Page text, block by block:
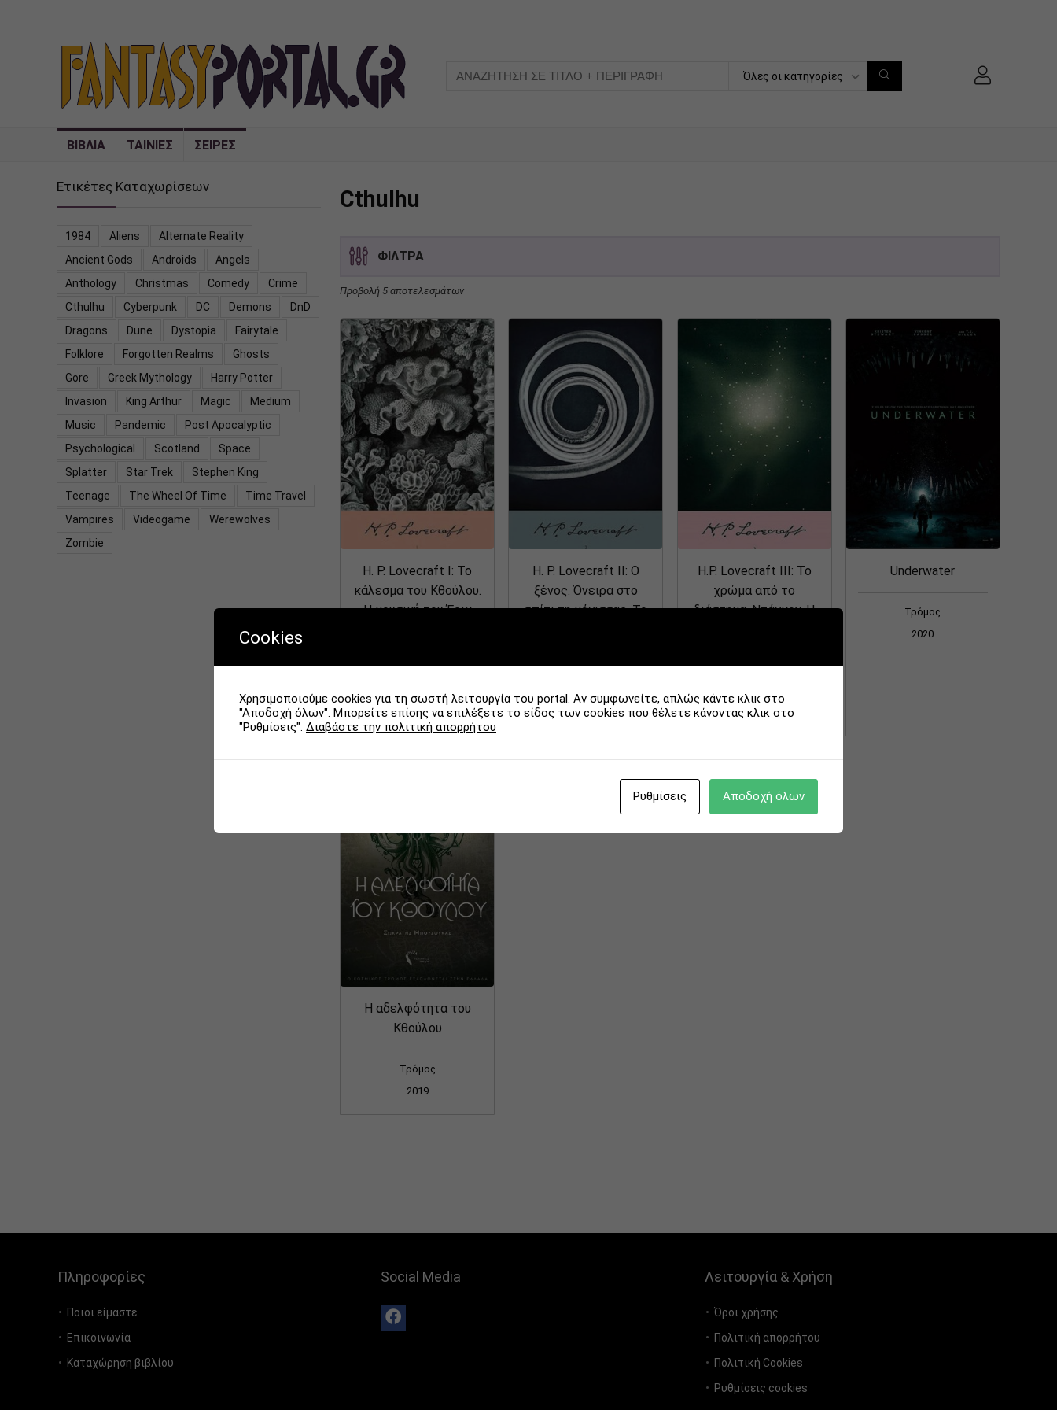
Όλες οι κατηγορίες
ΒΙΒΛΙΑ ΤΑΙΝΙΕΣ ΣΕΙΡΕΣ
Ετικέτες Καταχωρίσεων
1984 Aliens
Alternate Reality
Ancient Gods
Androids
Angels
Anthology
Christmas Comedy
Crime
Cthulhu
Cyberpunk DC Demons
DnD
Dragons
Dune Dystopia
Fairytale
Folklore
Forgotten Realms
Ghosts
Gore
Greek Mythology
Harry Potter
Invasion
King Arthur Magic
Medium
Music
Pandemic
Post Apocalyptic
Psychological
Scotland
Space
Splatter
Star Trek
Stephen King
Teenage
The Wheel Of Time
Time Travel
Vampires
Videogame
Werewolves
Zombie
Cthulhu
ΦΙΛΤΡΑ
Εκδόσεις Έτος κυκλοφορίας ISBN
Λογοτεχνικό γένος Λογοτεχνικό είδος Τίτλος Ταινίας
Κατηγορία Έτος
Χώρα 12 αποτελέσματα/σελίδα
Προβολή 5 αποτελεσμάτων
H. P. Lovecraft I: Το
κάλεσμα του Κθούλου.
Η μουσική του Έριχ
2019
H. P. Lovecraft ΙΙ: Ο
ξένος. Όνειρα στο
σπίτι τη μάγισσας. Το
Τρόμος
2019
H.P. Lovecraft ΙΙΙ: Το
χρώμα από το
διάστημα. Ντάγκον. Η
2019
Underwater
Τρόμος
2020
Η αδελφότητα του
Κθούλου
Τρόμος
2019
Πληροφορίες
Ποιοι είμαστε
Επικοινωνία
Καταχώρηση βιβλίου
Social Media Λειτουργία & Χρήση
Όροι χρήσης
Πολιτική απορρήτου
Πολιτική Cookies
Ρυθμίσεις cookies
Cookies
Χρησιμοποιούμε cookies για τη σωστή λειτουργία του portal. Αν συμφωνείτε, απλώς κάντε κλικ στο
"Αποδοχή όλων". Μπορείτε επίσης να επιλέξετε το είδος των cookies που θέλετε κάνοντας κλικ στο
"Ρυθμίσεις". Διαβάστε την πολιτική απορρήτου
Ρυθμίσεις Αποδοχή όλων